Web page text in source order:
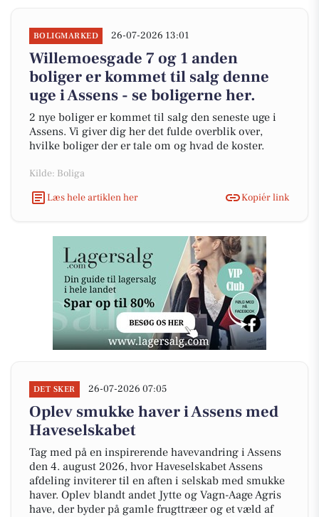
BOLIGMARKED 26-07-2026 13:01
Willemoesgade 7 og 1 anden
boliger er kommet til salg denne
uge i Assens - se boligerne her.
2 nye boliger er kommet til salg den seneste uge i
Assens. Vi giver dig her det fulde overblik over,
hvilke boliger der er tale om og hvad de koster.
Kilde: Boliga
Læs hele artiklen her
Kopiér link
DET SKER 26-07-2026 07:05
Oplev smukke haver i Assens med
Haveselskabet
Tag med på en inspirerende havevandring i Assens
den 4. august 2026, hvor Haveselskabet Assens
afdeling inviterer til en aften i selskab med smukke
haver. Oplev blandt andet Jytte og Vagn-Aage Agris
have, der byder på gamle frugttræer og et væld af